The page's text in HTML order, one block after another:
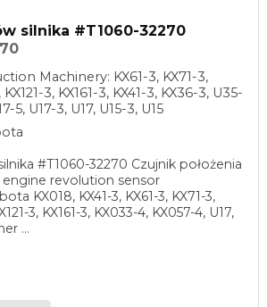
silnika #T1060-32270
Machinery: KX61-3, KX71-3,
KX121-3, KX161-3, KX41-3, KX36-3, U35-
5, U17-3, U17, U15-3, U15
#T1060-32270 Czujnik położenia
revolution sensor
KX018, KX41-3, KX61-3, KX71-3,
3, KX161-3, KX033-4, KX057-4, U17,
...